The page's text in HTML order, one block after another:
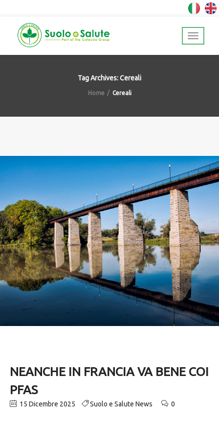
Tag Archives: Cereali
Home Cereali
NEANCHE IN FRANCIA VA BENE COI
PFAS
15 Dicembre 2025 Suolo e Salute News 0